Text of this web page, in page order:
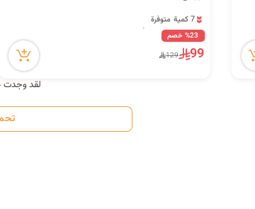
9 مشاهدة مؤخراً
7 كمية متوفرة
9 مشاهدة مؤخراً
%23 خصم
99
129
لقد وجدت 24 من 38 منتجات